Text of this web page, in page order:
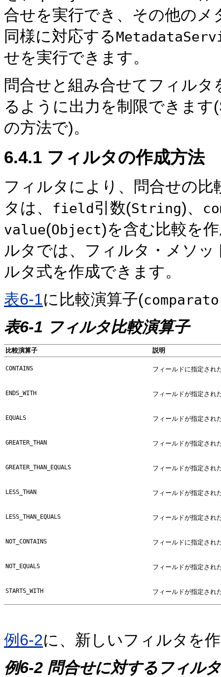
合せを実行でき、その他の
同様に対応する
せを実行できます。
問合せと組み合せてフィル
るように出力を制限できます
の方法で)。
6.4.1 フィルタの作成方法
フィルタにより、問合せの
タは、
field引数(String)、
value(Object)を含む比較を
ルタでは、フィルタ・メソ
ルタ式を作成できます。
表6-1に比較演算子(
表6-1 フィルタ比較演算子
比較演算子 説明
CONTAINS フィールドに指定され
ENDS_WITH フィールドが指定され
EQUALS フィールドが指定され
GREATER_THAN フィールドが指定され
GREATER_THAN_EQUALS フィールドが指定され
LESS_THAN フィールドが指定され
LESS_THAN_EQUALS フィールドが指定され
NOT_CONTAINS フィールドに指定され
NOT_EQUALS フィールドが指定され
STARTS_WITH フィールドが指定され
例6-2に、新しいフィルタを
例6-2 問合せに対するフィル